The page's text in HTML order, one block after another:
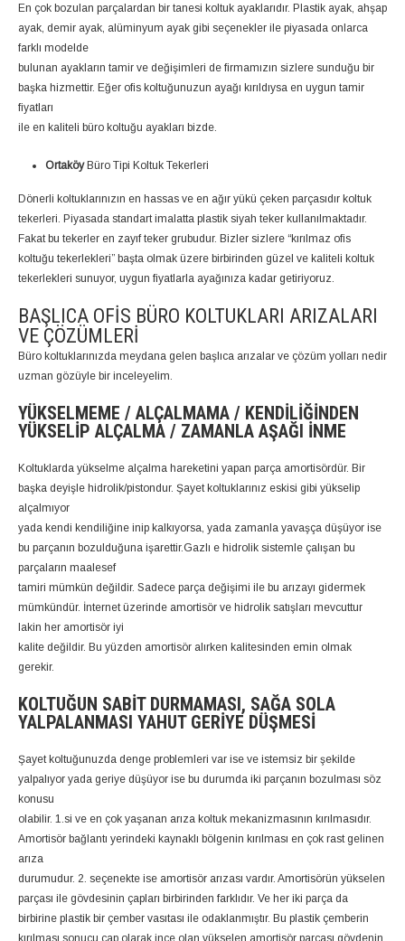
En çok bozulan parçalardan bir tanesi koltuk ayaklarıdır. Plastik ayak, ahşap
ayak, demir ayak, alüminyum ayak gibi seçenekler ile piyasada onlarca
farklı modelde
bulunan ayakların tamir ve değişimleri de firmamızın sizlere sunduğu bir
başka hizmettir. Eğer ofis koltuğunuzun ayağı kırıldıysa en uygun tamir
fiyatları
ile en kaliteli büro koltuğu ayakları bizde.
OrtaköyBüro Tipi Koltuk Tekerleri
Dönerli koltuklarınızın en hassas ve en ağır yükü çeken parçasıdır koltuk
tekerleri. Piyasada standart imalatta plastik siyah teker kullanılmaktadır.
Fakat bu tekerler en zayıf teker grubudur. Bizler sizlere “kırılmaz ofis
koltuğu tekerlekleri” başta olmak üzere birbirinden güzel ve kaliteli koltuk
tekerlekleri sunuyor, uygun fiyatlarla ayağınıza kadar getiriyoruz.
BAŞLICA OFIS BÜRO KOLTUKLARI ARIZALARI
VE ÇÖZÜMLERI
Büro koltuklarınızda meydana gelen başlıca arızalar ve çözüm yolları nedir
uzman gözüyle bir inceleyelim.
YÜKSELMEME / ALÇALMAMA / KENDILIĞINDEN
YÜKSELIP ALÇALMA / ZAMANLA AŞAĞI İNME
Koltuklarda yükselme alçalma hareketini yapan parça amortisördür. Bir
başka deyişle hidrolik/pistondur. Şayet koltuklarınız eskisi gibi yükselip
alçalmıyor
yada kendi kendiliğine inip kalkıyorsa, yada zamanla yavaşça düşüyor ise
bu parçanın bozulduğuna işarettir.Gazlı e hidrolik sistemle çalışan bu
parçaların maalesef
tamiri mümkün değildir. Sadece parça değişimi ile bu arızayı gidermek
mümkündür. İnternet üzerinde amortisör ve hidrolik satışları mevcuttur
lakin her amortisör iyi
kalite değildir. Bu yüzden amortisör alırken kalitesinden emin olmak
gerekir.
KOLTUĞUN SABIT DURMAMASI, SAĞA SOLA
YALPALANMASI YAHUT GERIYE DÜŞMESI
Şayet koltuğunuzda denge problemleri var ise ve istemsiz bir şekilde
yalpalıyor yada geriye düşüyor ise bu durumda iki parçanın bozulması söz
konusu
olabilir. 1.si ve en çok yaşanan arıza koltuk mekanizmasının kırılmasıdır.
Amortisör bağlantı yerindeki kaynaklı bölgenin kırılması en çok rast gelinen
arıza
durumudur. 2. seçenekte ise amortisör arızası vardır. Amortisörün yükselen
parçası ile gövdesinin çapları birbirinden farklıdır. Ve her iki parça da
birbirine plastik bir çember vasıtası ile odaklanmıştır. Bu plastik çemberin
kırılması sonucu çap olarak ince olan yükselen amortisör parçası gövdenin